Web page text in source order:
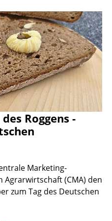
Roggens -
Marketing-
Agrarwirtschaft (CMA) den
zum Tag des Deutschen